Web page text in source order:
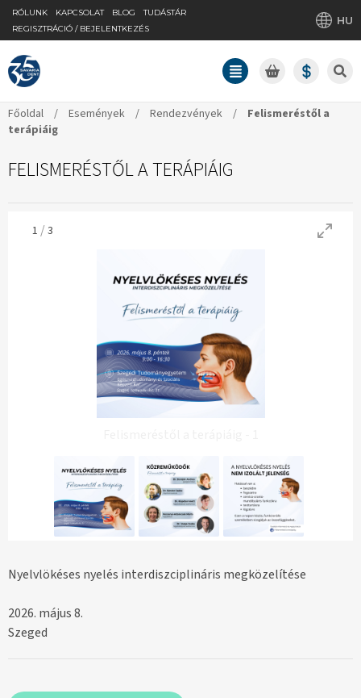
RÓLUNK KAPCSOLAT BLOG
TUDÁSTÁR
REGISZTRÁCIÓ / BEJELENTKEZÉS
HU
1 /3
Főoldal / Események / Rendezvények /
Felismeréstől a
terápiáig
FELISMERÉSTŐL A TERÁPIÁIG
Nyelvlökéses nyelés interdiszciplináris megközelítése
2026. május 8.
Szeged